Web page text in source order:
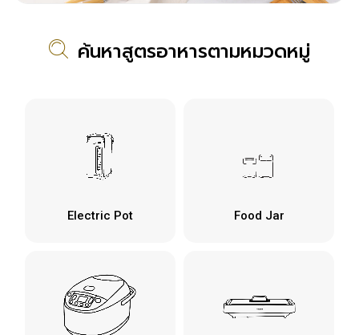
ค้นหาสูตรอาหารตามหมวดหมู่
Electric Pot Food Jar